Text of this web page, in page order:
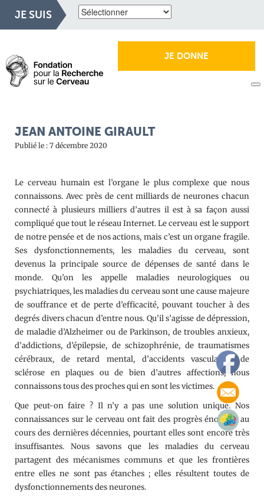
JE SUIS
JE DONNE
JEAN ANTOINE GIRAULT
Publié le : 7 décembre 2020
Le cerveau humain est l’organe le plus complexe que nous
connaissons. Avec près de cent milliards de neurones chacun
connecté à plusieurs milliers d’autres il est à sa façon aussi
compliqué que tout le réseau Internet. Le cerveau est le support
de notre pensée et de nos actions, mais c’est un organe fragile.
Ses dysfonctionnements, les maladies du cerveau, sont
devenus la principale source de dépenses de santé dans le
monde. Qu’on les appelle maladies neurologiques ou
psychiatriques, les maladies du cerveau sont une cause majeure
de souffrance et de perte d’efficacité, pouvant toucher à des
degrés divers chacun d’entre nous. Qu’il s’agisse de dépression,
de maladie d’Alzheimer ou de Parkinson, de troubles anxieux,
d’addictions, d’épilepsie, de schizophrénie, de traumatismes
cérébraux, de retard mental, d’accidents vasculaires, de
sclérose en plaques ou de bien d’autres affections, nous
connaissons tous des proches qui en sont les victimes.
Que peut-on faire ? Il n’y a pas une solution unique. Nos
connaissances sur le cerveau ont fait des progrès énormes au
cours des dernières décennies, pourtant elles sont encore très
insuffisantes. Nous savons que les maladies du cerveau
partagent des mécanismes communs et que les frontières
entre elles ne sont pas étanches ; elles résultent toutes de
dysfonctionnements des neurones.